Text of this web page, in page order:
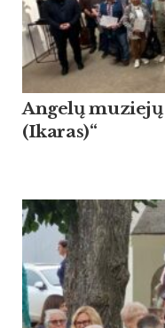
Angelų muziejų
(Ikaras)“